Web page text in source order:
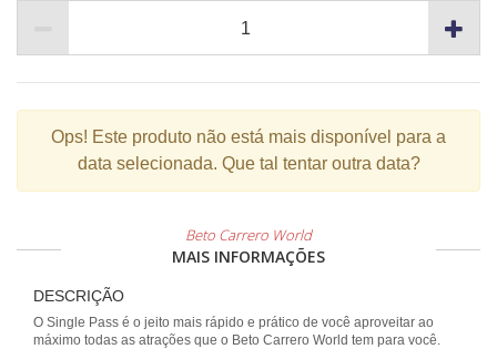
Ops! Este produto não está mais disponível para a
data selecionada. Que tal tentar outra data?
Beto Carrero World
MAIS INFORMAÇÕES
DESCRIÇÃO
O Single Pass é o jeito mais rápido e prático de você aproveitar ao
máximo todas as atrações que o Beto Carrero World tem para você.